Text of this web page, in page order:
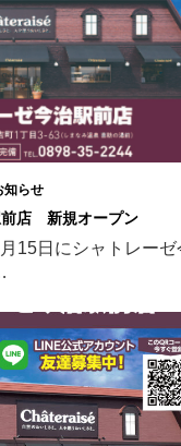
知らせ
前店 新規オープン
15日にシャトレーゼ